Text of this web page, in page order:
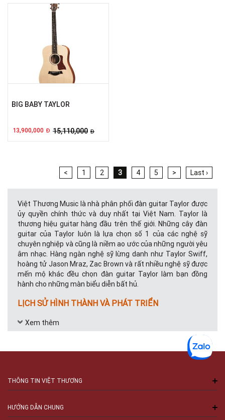
BIG BABY TAYLOR
13,900,000 Đ 15,110,000 Đ
< 1 2 3 4 5 > Last ›
Việt Thương Music là nhà phân phối đàn guitar Taylor được
ủy quyền chính thức và duy nhất tại Việt Nam. Taylor là
thương hiệu guitar hàng đầu trên thế giới. Những cây đàn
guitar của Taylor luôn là lựa chọn số 1 của các nghệ sỹ
chuyên nghiệp và cũng là niềm ao ước của những người yêu
âm nhạc. Hàng ngàn nghệ sỹ lừng danh như Taylor Swiff,
hoàng tử Jason Mraz, Zac Brown và rất nhiều nghệ sỹ được
mến mộ khác đều chọn đàn guitar Taylor làm bạn đồng
hành cho những màn biểu diễn bất hủ.
LỊCH SỬ HÌNH THÀNH VÀ PHÁT TRIỂN
Đàn guitar Taylor là một thương hiệu nhạc cụ đến từ Mỹ,
được thành lập vào năm 1974 bởi Bob Taylor và Kurt Listug.
Những chiếc đàn guitar Taylor thích hợp với giai điệu bài hát,
đã kết hợp giữa việc sử dụng công nghệ hiện đại với những
người thợ thủ công hàng đầu, ứng dụng các công nghệ hiện
chi tiết
Xem thêm
THÔNG TIN VIỆT THƯƠNG
HƯỚNG DẪN CHUNG